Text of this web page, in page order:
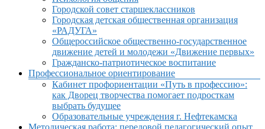
Городской совет старшеклассников
Городская детская общественная организация
«РАДУГА»
Общероссийское общественно-государственное
движение детей и молодежи «Движение первых»
Гражданско-патриотическое воспитание
Профессиональное ориентирование
Кабинет профориентации «Путь в профессию»:
как Дворец творчества помогает подросткам
выбрать будущее
Образовательные учреждения г. Нефтекамска